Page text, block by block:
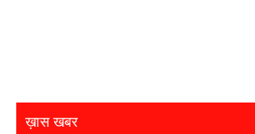
ख़ास खबर